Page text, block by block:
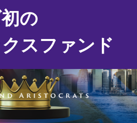
の
スファンド